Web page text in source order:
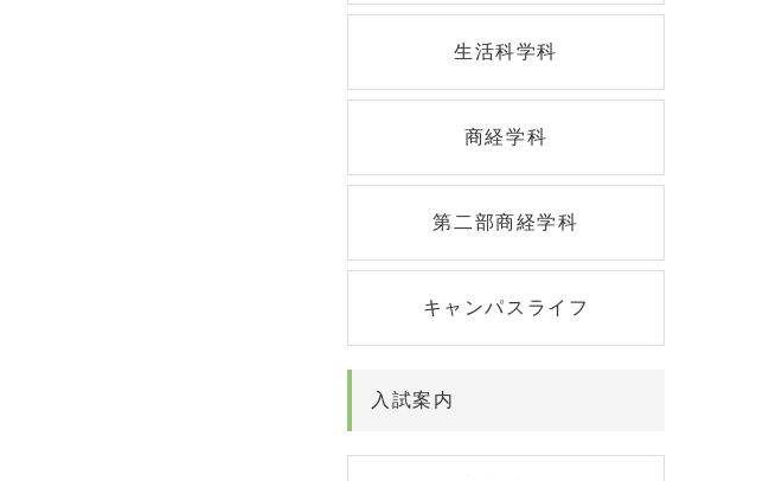
生活科学科
商経学科
第二部商経学科
キャンパスライフ
入試案内